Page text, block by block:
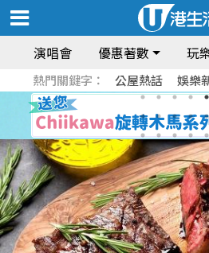
演唱會 優惠著數 玩
熱門關鍵字： 公屋熱話 娛樂